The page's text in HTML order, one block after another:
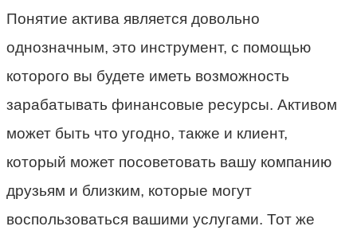
Понятие актива является довольно
однозначным, это инструмент, с помощью
которого вы будете иметь возможность
зарабатывать финансовые ресурсы. Активом
может быть что угодно, также и клиент,
который может посоветовать вашу компанию
друзьям и близким, которые могут
воспользоваться вашими услугами. Тот же